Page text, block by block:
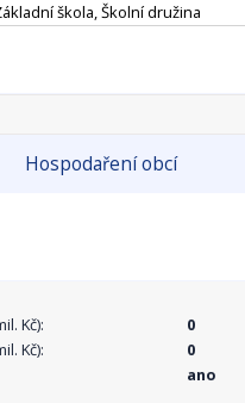
škola, Školní družina
Hospodaření obcí
Kč):
0
Kč):
0
ano